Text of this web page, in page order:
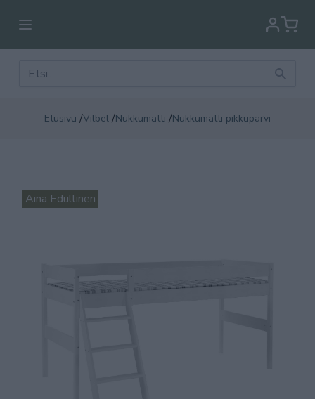
Etusivu /Vilbel /Nukkumatti /Nukkumatti pikkuparvi
Aina Edullinen